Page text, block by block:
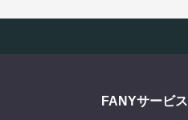
FANYサービス